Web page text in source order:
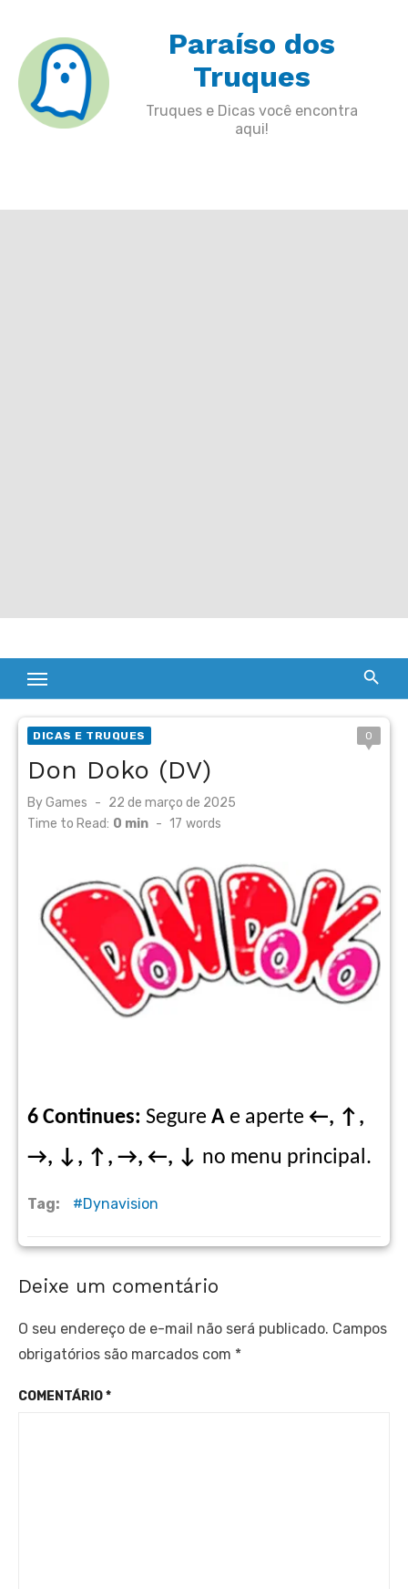
content
Paraíso dos
Truques
Truques e Dicas você encontra
aqui!
DICAS E TRUQUES 0
Don Doko (DV)
ByGames
Posted
on
22 de março de 2025
Time to Read: 0 min - 17 words
6 Continues: Segure A e aperte ←, ↑,
→, ↓, ↑, →, ←, ↓ no menu principal.
Tag: Dynavision
Deixe um comentário
O seu endereço de e-mail não será publicado. Campos
obrigatórios são marcados com *
COMENTÁRIO*